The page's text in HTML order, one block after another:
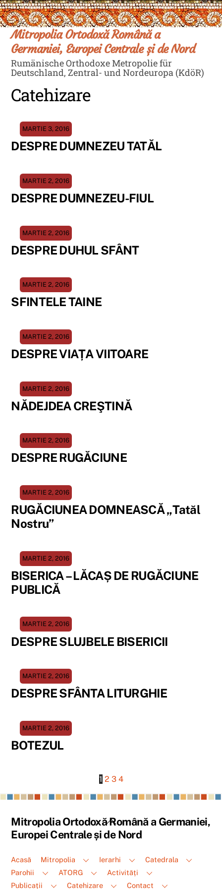
Skip
to
content
Mitropolia Ortodoxă Română a
Germaniei, Europei Centrale și de Nord
Rumänische Orthodoxe Metropolie für
Deutschland, Zentral- und Nordeuropa (KdöR)
Catehizare
MARTIE 3, 2016
DESPRE DUMNEZEU TATĂL
MARTIE 2, 2016
DESPRE DUMNEZEU-FIUL
MARTIE 2, 2016
DESPRE DUHUL SFÂNT
MARTIE 2, 2016
SFINTELE TAINE
MARTIE 2, 2016
DESPRE VIAȚA VIITOARE
MARTIE 2, 2016
NĂDEJDEA CREŞTINĂ
MARTIE 2, 2016
DESPRE RUGĂCIUNE
MARTIE 2, 2016
RUGĂCIUNEA DOMNEASCĂ „Tatăl
Nostru”
MARTIE 2, 2016
BISERICA – LĂCAȘ DE RUGĂCIUNE
PUBLICĂ
MARTIE 2, 2016
DESPRE SLUJBELE BISERICII
MARTIE 2, 2016
DESPRE SFÂNTA LITURGHIE
MARTIE 2, 2016
BOTEZUL
1 2 3 4
Back
To
Mitropolia Ortodoxă Română a Germaniei,
Europei Centrale și de Nord
Acasă Mitropolia Ierarhi
Catedrala
Parohii
ATORG
Activități
Publicații
Catehizare Contact